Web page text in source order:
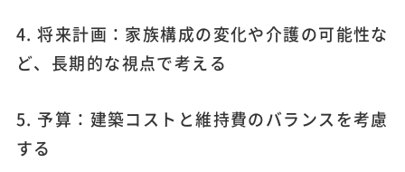
4. 将来計画：家族構成の変化や介護の可能性な
ど、長期的な視点で考える
5. 予算：建築コストと維持費のバランスを考慮
する